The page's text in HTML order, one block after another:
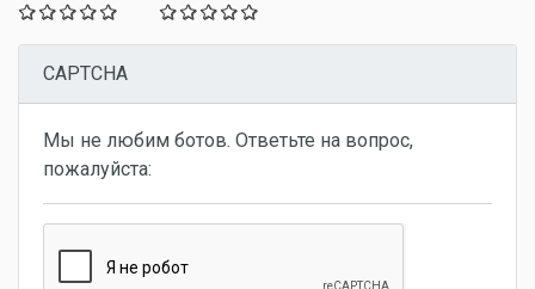
CAPTCHA
Мы не любим ботов. Ответьте на вопрос,
пожалуйста: